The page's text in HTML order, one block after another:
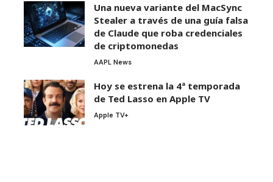
Una nueva variante del MacSync
Stealer a través de una guía falsa
de Claude que roba credenciales
de criptomonedas
AAPL News
Hoy se estrena la 4ª temporada
de Ted Lasso en Apple TV
Apple TV+